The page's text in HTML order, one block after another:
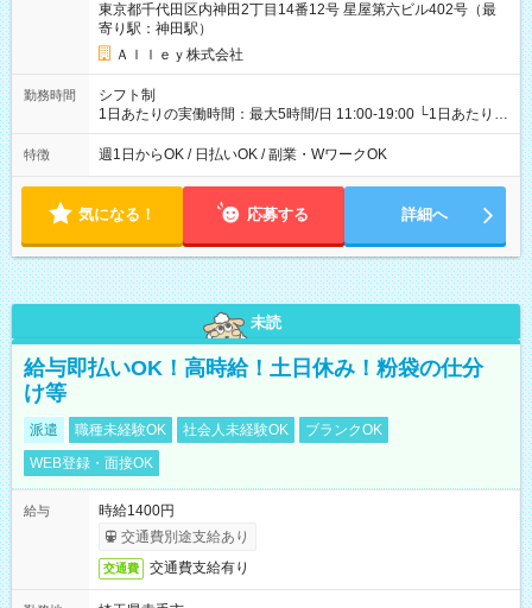
東京都千代田区内神田2丁目14番12号 星屋第六ビル402号（最
寄り駅：神田駅）
Ａｌｌｅｙ株式会社
勤務時間
シフト制
1日あたりの実働時間：最大5時間/日 11:00-19:00 └1日あたりの
実働時間：1-5時間 └上記の時間帯内であれば、いつでも勤務可
能！ └平日・土曜日の中で、お好きな曜日でご勤務いただけま
18:00 などのように、自由な働き方が可能なお仕事です！
特徴 週1日からOK / 日払いOK / 副業・WワークOK
気になる！ 応募する 詳細へ
未読
給与即払いOK！高時給！土日休み！粉袋の仕分
け等
派遣 職種未経験OK 社会人未経験OK
ブランクOK
WEB登録・面接OK
給与
時給1400円
交通費別途支給あり
交通費 交通費支給有り